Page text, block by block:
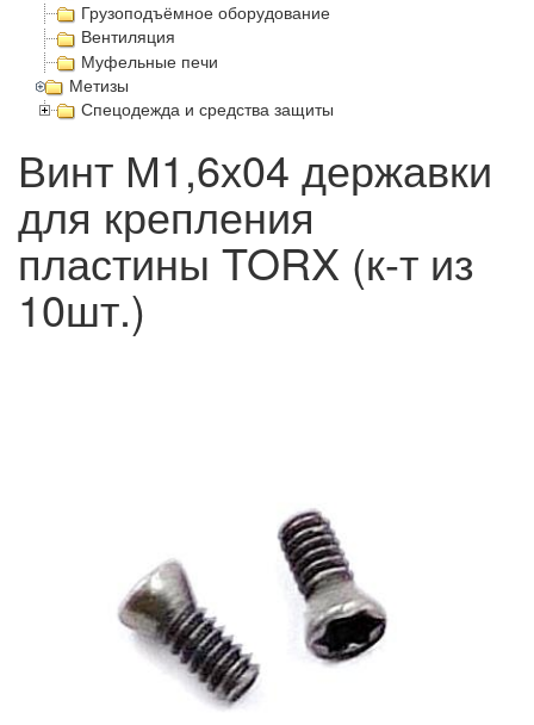
Грузоподъёмное оборудование
Вентиляция
Муфельные печи
Метизы
Спецодежда и средства защиты
Винт М1,6х04 державки
для крепления
пластины TORX (к-т из
10шт.)